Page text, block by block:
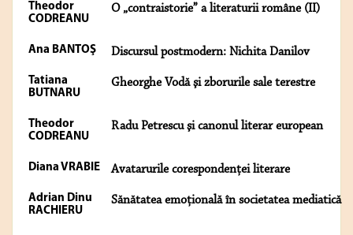
Theodor
CODREANU
O „contraistorie” a literaturii române (II)
Ana BANTOŞ Discursul postmodern: Nichita Danilov
Tatiana
BUTNARU
Gheorghe Vodă şi zborurile sale terestre
Theodor
CODREANU
Radu Petrescu şi canonul literar european
Diana VRABIE Avatarurile corespondenței literare
Adrian Dinu
RACHIERU
Sănătatea emoţională în societatea mediatică